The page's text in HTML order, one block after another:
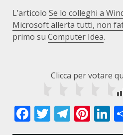
L’articolo Se lo colleghi a
Microsoft allerta tutti, non
primo su Computer Idea.
Clicca per votare
Facebook
Twitter